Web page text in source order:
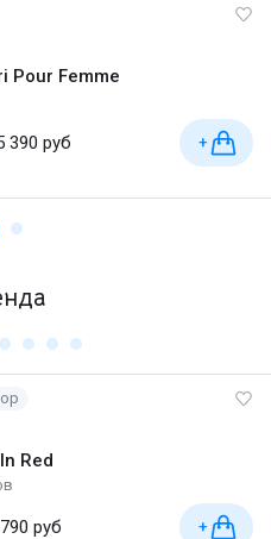
Pour Femme
390 руб +
Red
руб +